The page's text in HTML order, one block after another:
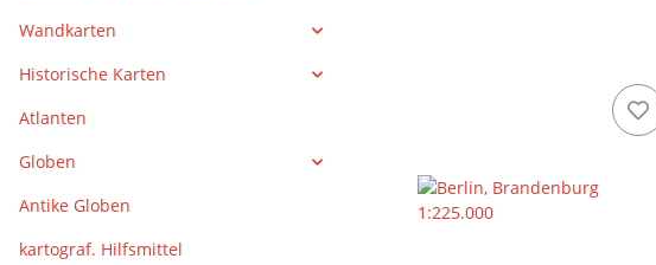
Wandkarten
Historische Karten
Atlanten
Globen
Antike Globen
kartograf. Hilfsmittel